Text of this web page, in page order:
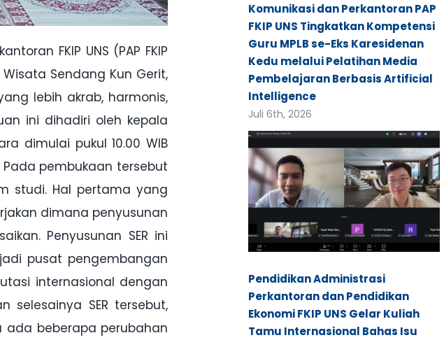
FKIP UNS (PAP FKIP
Sendang Kun Gerit,
lebih akrab, harmonis,
ini dihadiri oleh kepala
dimulai pukul 10.00 WIB
Pada pembukaan tersebut
studi. Hal pertama yang
dimana penyusunan
Penyusunan SER ini
pusat pengembangan
internasional dengan
selesainya SER tersebut,
beberapa perubahan
Komunikasi dan Perkantoran PAP
FKIP UNS Tingkatkan Kompetensi
Guru MPLB se-Eks Karesidenan
Kedu melalui Pelatihan Media
Pembelajaran Berbasis Artificial
Intelligence
Juli 6th, 2026
Pendidikan Administrasi
Perkantoran dan Pendidikan
Ekonomi FKIP UNS Gelar Kuliah
Tamu Internasional Bahas Isu